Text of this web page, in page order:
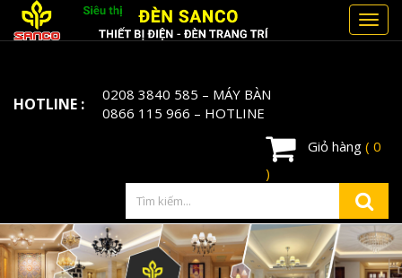
HOTLINE : 0208 3840 585 – MÁY BÀN
0866 115 966 – HOTLINE
Giỏ hàng ( 0
)